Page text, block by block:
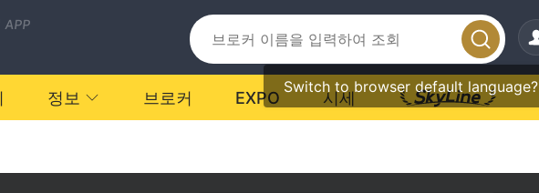
APP
Switch to browser default language?
정보 브로커 EXPO 시세